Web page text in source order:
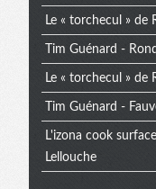
Le « torchecul » de
Tim Guénard -
Le « torchecul » de
Tim Guénard -
L'izona cook
Lellouche